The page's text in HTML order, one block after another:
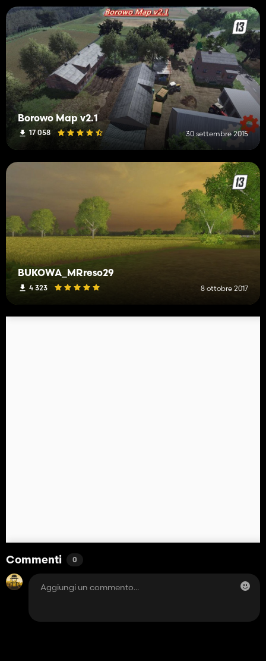
Borowo Map v2.1
17 058 30 settembre 2015
BUKOWA_MRreso29
4 323 8 ottobre 2017
Commenti 0